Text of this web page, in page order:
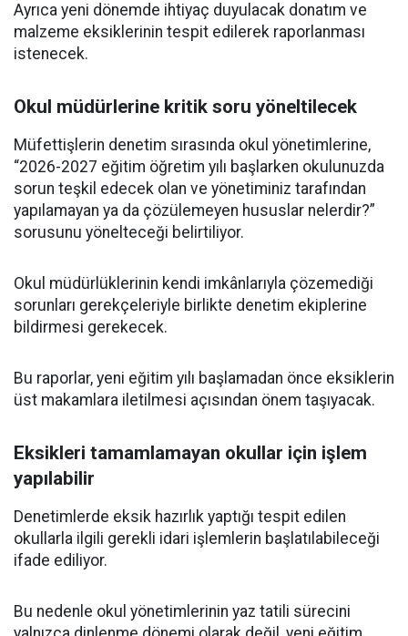
Ayrıca yeni dönemde ihtiyaç duyulacak donatım ve
malzeme eksiklerinin tespit edilerek raporlanması
istenecek.
Okul müdürlerine kritik soru yöneltilecek
Müfettişlerin denetim sırasında okul yönetimlerine,
“2026-2027 eğitim öğretim yılı başlarken okulunuzda
sorun teşkil edecek olan ve yönetiminiz tarafından
yapılamayan ya da çözülemeyen hususlar nelerdir?”
sorusunu yönelteceği belirtiliyor.
Okul müdürlüklerinin kendi imkânlarıyla çözemediği
sorunları gerekçeleriyle birlikte denetim ekiplerine
bildirmesi gerekecek.
Bu raporlar, yeni eğitim yılı başlamadan önce eksiklerin
üst makamlara iletilmesi açısından önem taşıyacak.
Eksikleri tamamlamayan okullar için işlem
yapılabilir
Denetimlerde eksik hazırlık yaptığı tespit edilen
okullarla ilgili gerekli idari işlemlerin başlatılabileceği
ifade ediliyor.
Bu nedenle okul yönetimlerinin yaz tatili sürecini